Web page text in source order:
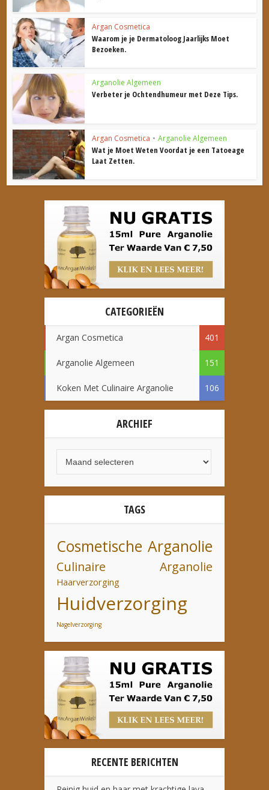
Argan Cosmetica
Waarom je je Dermatoloog Jaarlijks Moet
Bezoeken.
Arganolie Algemeen
Verbeter je Ochtendhumeur met Deze Tips.
Argan Cosmetica • Arganolie Algemeen
Wat je Moet Weten Voordat je een Tatoeage
Laat Zetten.
CATEGORIEËN
Argan Cosmetica 401
Arganolie Algemeen 151
Koken Met Culinaire Arganolie 106
ARCHIEF
TAGS
Cosmetische Arganolie
Culinaire Arganolie
Haarverzorging
Huidverzorging
Nagelverzorging
RECENTE BERICHTEN